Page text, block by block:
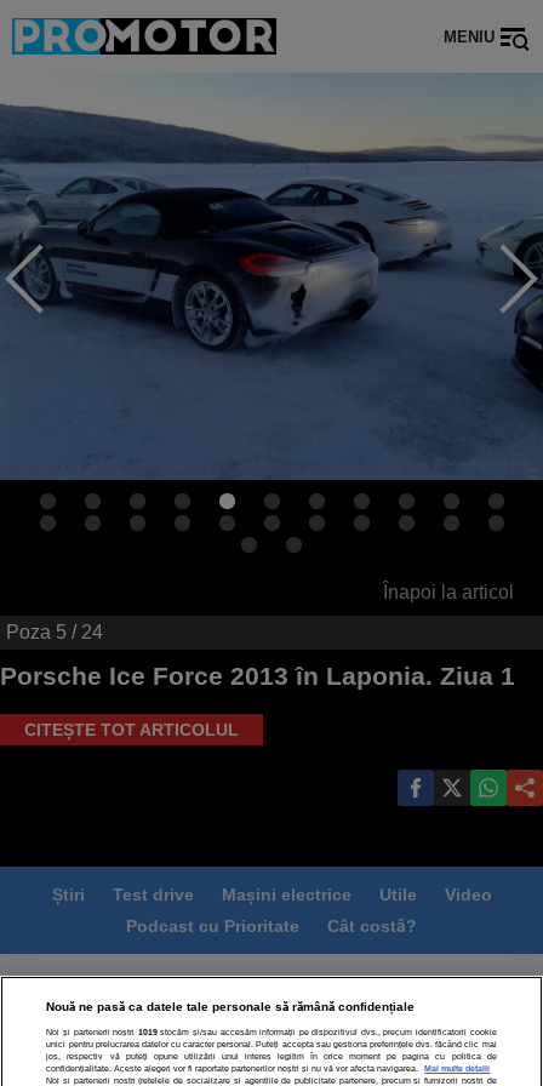
MENIU
Înapoi la articol
Poza 5 / 24
Porsche Ice Force 2013 în Laponia. Ziua 1
CITEȘTE TOT ARTICOLUL
Știri Test drive Mașini electrice Utile
Video
Podcast cu Prioritate
Cât costă?
Termeni si conditii
Politica de confidentialitate
Politica de cookies
Echipa editorială
Modifică Setările
Nouă ne pasă ca datele tale personale să rămână confidențiale
Noi și partenerii noștri 1019stocăm și/sau accesăm informații pe dispozitivul dvs., precum identificatorii cookie
unici pentru prelucrarea datelor cu caracter personal. Puteți accepta sau gestiona preferințele dvs. făcând clic mai
jos, respectiv vă puteți opune utilizării unui interes legitim în orice moment pe pagina cu politica de
confidențialitate. Aceste alegeri vor fi raportate partenerilor noștri și nu vă vor afecta navigarea.
Mai multe detalii
Noi si partenerii nostri (retelele de socializare si agentiile de publicitate partenere, precum si furnizorii nostri de